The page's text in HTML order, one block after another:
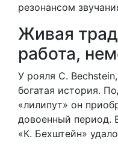
резонансом
Живая
работа,
У рояля C.
богатая история.
«лилипут» он
довоенный период.
«К. Бехштейн»